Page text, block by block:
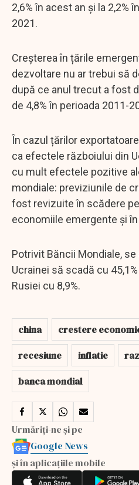
2,6% în acest an și la 2,2%
2021.
Creșterea în țările
dezvoltare nu ar trebui să
după ce anul trecut a fost
de 4,8% în perioada 2011-
În cazul țărilor
ca efectele războiului din
cu mult efectele pozitive
mondiale: previziunile de
fost revizuite în scădere
economiile emergente și
Potrivit Băncii Mondiale,
Ucrainei să scadă cu
Rusiei cu 8,9%.
china crestere
recesiune
inflatie
banca mondial
Urmăriți-ne și pe
Google News
și în aplicațiile mobile